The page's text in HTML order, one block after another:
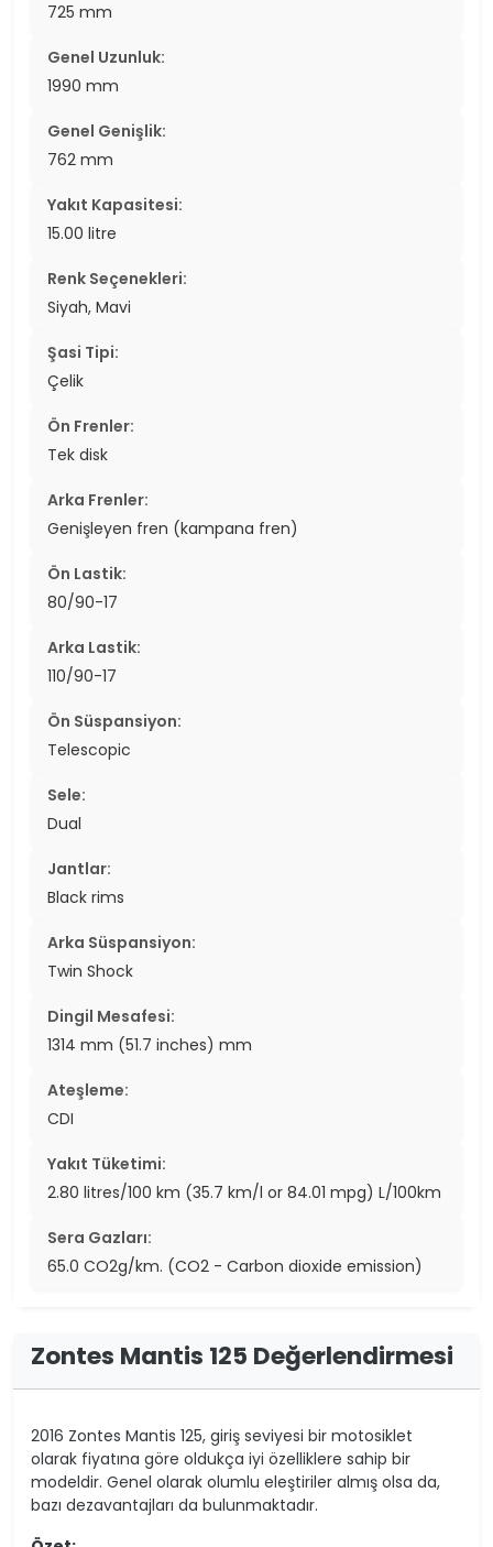
725 mm
Genel Uzunluk:
1990 mm
Genel Genişlik:
762 mm
Yakıt Kapasitesi:
15.00 litre
Renk Seçenekleri:
Siyah, Mavi
Şasi Tipi:
Çelik
Ön Frenler:
Tek disk
Arka Frenler:
Genişleyen fren (kampana fren)
Ön Lastik:
80/90-17
Arka Lastik:
110/90-17
Ön Süspansiyon:
Telescopic
Sele:
Dual
Jantlar:
Black rims
Arka Süspansiyon:
Twin Shock
Dingil Mesafesi:
1314 mm (51.7 inches) mm
Ateşleme:
CDI
Yakıt Tüketimi:
2.80 litres/100 km (35.7 km/l or 84.01 mpg) L/100km
Sera Gazları:
65.0 CO2g/km. (CO2 - Carbon dioxide emission)
Zontes Mantis 125 Değerlendirmesi
2016 Zontes Mantis 125, giriş seviyesi bir motosiklet
olarak fiyatına göre oldukça iyi özelliklere sahip bir
modeldir. Genel olarak olumlu eleştiriler almış olsa da,
bazı dezavantajları da bulunmaktadır.